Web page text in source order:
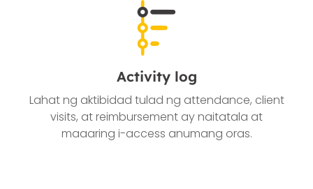
Activity log
Lahat ng aktibidad tulad ng attendance, client
visits, at reimbursement ay naitatala at
maaaring i-access anumang oras.